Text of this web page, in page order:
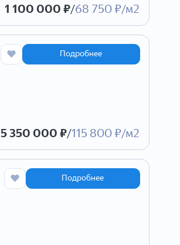
1 100 000 ₽/68 750 ₽/м2
Подробнее
5 350 000 ₽/115 800 ₽/м2
Подробнее